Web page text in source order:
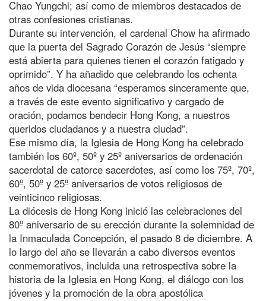
Chao Yungchi; así como de miembros destacados de
otras confesiones cristianas.
Durante su intervención, el cardenal Chow ha afirmado
que la puerta del Sagrado Corazón de Jesús “siempre
está abierta para quienes tienen el corazón fatigado y
oprimido”. Y ha añadido que celebrando los ochenta
años de vida diocesana “esperamos sinceramente que,
a través de este evento significativo y cargado de
oración, podamos bendecir Hong Kong, a nuestros
queridos ciudadanos y a nuestra ciudad”.
Ese mismo día, la Iglesia de Hong Kong ha celebrado
también los 60º, 50º y 25º aniversarios de ordenación
sacerdotal de catorce sacerdotes, así como los 75º, 70º,
60º, 50º y 25º aniversarios de votos religiosos de
veinticinco religiosas.
La diócesis de Hong Kong inició las celebraciones del
80º aniversario de su erección durante la solemnidad de
la Inmaculada Concepción, el pasado 8 de diciembre. A
lo largo del año se llevarán a cabo diversos eventos
conmemorativos, incluida una retrospectiva sobre la
historia de la Iglesia en Hong Kong, el diálogo con los
jóvenes y la promoción de la obra apostólica